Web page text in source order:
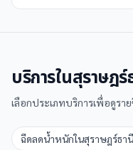
บริการในสุราษฎร์
เลือกประเภทบริการเพื่อดูรา
ฉีดลดน้ำหนักในสุราษฎร์ธานี